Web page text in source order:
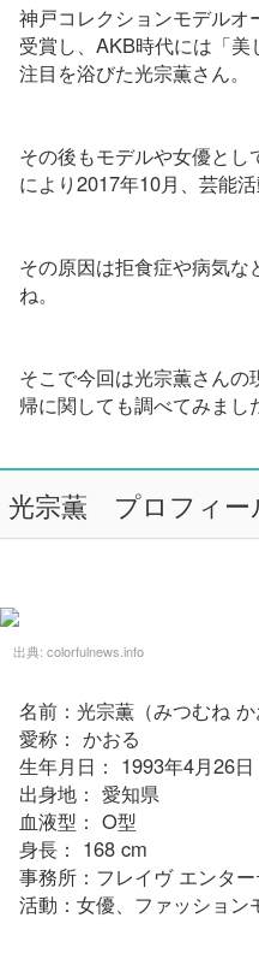
神戸コレクションモデル
受賞し、AKB時代には「
注目を浴びた光宗薫さん。
その後もモデルや女優と
により2017年10月、芸能
その原因は拒食症や病気
ね。
そこで今回は光宗薫さん
帰に関しても調べてみまし
光宗薫 プロフィー
出典: colorfulnews.info
名前：光宗薫（みつむね か
愛称： かおる
生年月日： 1993年4月26日
出身地： 愛知県
血液型： O型
身長： 168 cm
事務所：フレイヴ エンタ
活動：女優、ファッション